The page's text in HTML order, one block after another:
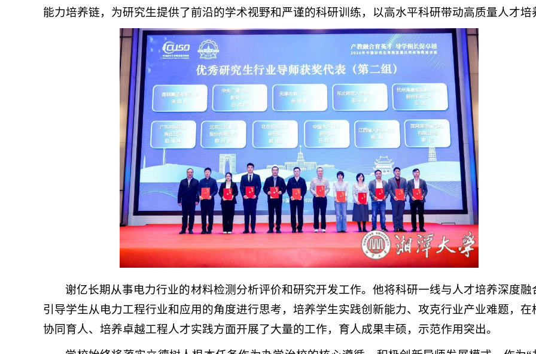
能力培养链，为研究生提供了前沿的学术视野和严谨的科研训练，以高水平科研带动高质量人才培
谢亿长期从事电力行业的材料检测分析评价和研究开发工作。他将科研一线与人才培养深度融
引导学生从电力工程行业和应用的角度进行思考，培养学生实践创新能力、攻克行业产业难题，在
协同育人、培养卓越工程人才实践方面开展了大量的工作，育人成果丰硕，示范作用突出。